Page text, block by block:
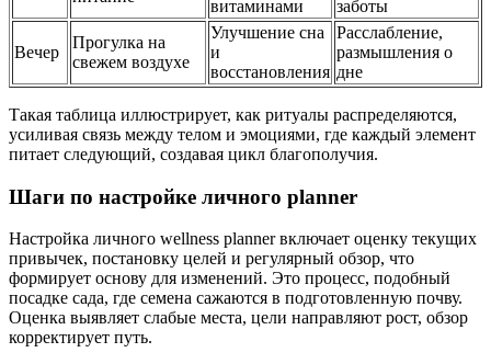
витаминами заботы
Вечер
Прогулка на
свежем воздухе
Улучшение сна
и
восстановления
Расслабление,
размышления о
дне
Такая таблица иллюстрирует, как ритуалы распределяются,
усиливая связь между телом и эмоциями, где каждый элемент
питает следующий, создавая цикл благополучия.
Шаги по настройке личного planner
Настройка личного wellness planner включает оценку текущих
привычек, постановку целей и регулярный обзор, что
формирует основу для изменений. Это процесс, подобный
посадке сада, где семена сажаются в подготовленную почву.
Оценка выявляет слабые места, цели направляют рост, обзор
корректирует путь.